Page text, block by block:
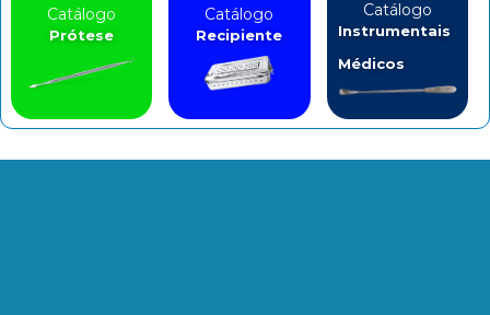
Catálogo
Prótese
Catálogo
Recipiente
Catálogo
Instrumentais
Médicos